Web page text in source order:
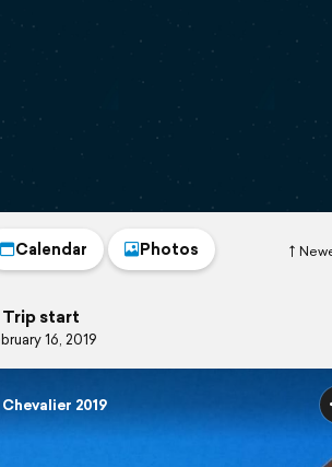
Calendar Photos
Trip start
16, 2019
2019